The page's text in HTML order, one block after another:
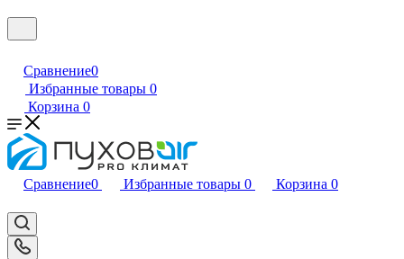
Сравнение0
Избранные товары 0
Корзина 0
Сравнение0 Избранные товары 0 Корзина 0